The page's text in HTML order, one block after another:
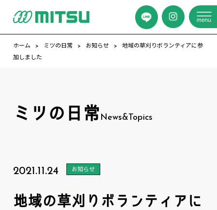
ホーム ミツの日常 お知らせ
地域の草刈りボランティアに参
加しました
ミツの日常News&Topics
2021.11.24 お知らせ
地域の草刈りボランティアに